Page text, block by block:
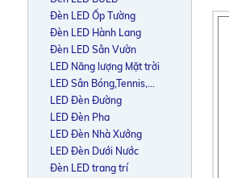
Đèn LED Ốp Tường
Đèn LED Hành Lang
Đèn LED Sân Vườn
LED Năng lượng Mặt trời
LED Sân Bóng,Tennis,...
LED Đèn Đường
LED Đèn Pha
LED Đèn Nhà Xưởng
LED Đèn Dưới Nước
Đèn LED trang trí